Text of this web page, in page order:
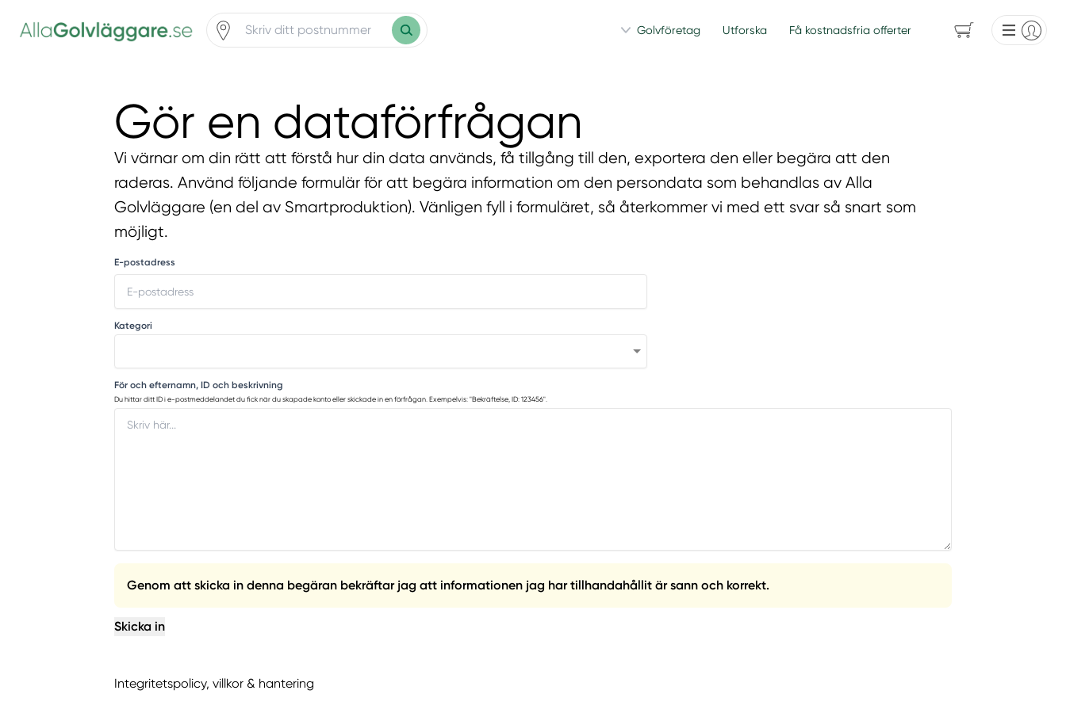
Golvföretag Utforska Få kostnadsfria offerter
Gör en dataförfrågan
Vi värnar om din rätt att förstå hur din data används, få tillgång till den, exportera den eller begära att den
raderas. Använd följande formulär för att begära information om den persondata som behandlas av Alla
Golvläggare (en del av Smartproduktion). Vänligen fyll i formuläret, så återkommer vi med ett svar så snart som
möjligt.
E-postadress
Kategori
För och efternamn, ID och beskrivning
Du hittar ditt ID i e-postmeddelandet du fick när du skapade konto eller skickade in en förfrågan. Exempelvis: "Bekräftelse, ID: 123456".
Genom att skicka in denna begäran bekräftar jag att informationen jag har tillhandahållit är sann och korrekt.
Skicka in
Integritetspolicy, villkor & hantering